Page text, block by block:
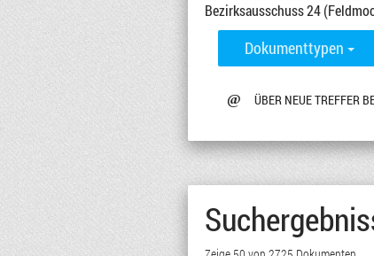
Bezirksausschuss 24
Dokumenttypen
@ ÜBER NEUE TREFFER